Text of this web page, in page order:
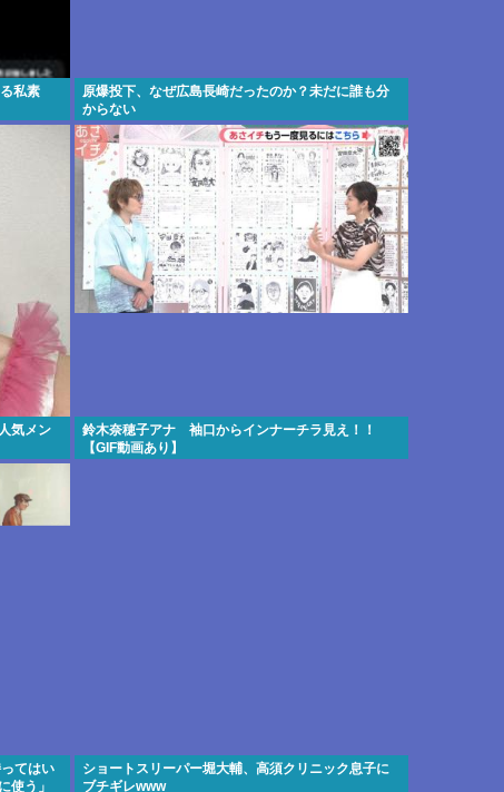
私素
原爆投下、なぜ広島長崎だったのか？未だに誰も分
からない
気メン
鈴木奈穂子アナ 袖口からインナーチラ見え！！
【GIF動画あり】
てはい
使う」
ショートスリーパー堀大輔、高須クリニック息子に
ブチギレwww